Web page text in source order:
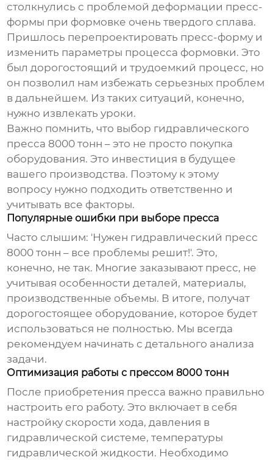
столкнулись с проблемой деформации пресс-
формы при формовке очень твердого сплава.
Пришлось перепроектировать пресс-форму и
изменить параметры процесса формовки. Это
был дорогостоящий и трудоемкий процесс, но
он позволил нам избежать серьезных проблем
в дальнейшем. Из таких ситуаций, конечно,
нужно извлекать уроки.
Важно помнить, что выбор гидравлического
пресса 8000 тонн – это не просто покупка
оборудования. Это инвестиция в будущее
вашего производства. Поэтому к этому
вопросу нужно подходить ответственно и
учитывать все факторы.
Популярные ошибки при выборе пресса
Часто слышим: 'Нужен гидравлический пресс
8000 тонн – все проблемы решит!'. Это,
конечно, не так. Многие заказывают пресс, не
учитывая особенности деталей, материалы,
производственные объемы. В итоге, получат
дорогостоящее оборудование, которое будет
использоваться не полностью. Мы всегда
рекомендуем начинать с детального анализа
задачи.
Оптимизация работы с прессом 8000 тонн
После приобретения пресса важно правильно
настроить его работу. Это включает в себя
настройку скорости хода, давления в
гидравлической системе, температуры
гидравлической жидкости. Необходимо